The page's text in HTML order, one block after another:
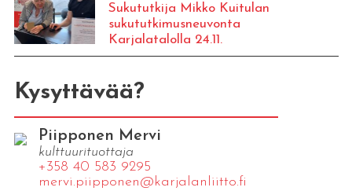
Sukututkija Mikko Kuitulan
sukututkimusneuvonta
Karjalatalolla 24.11.
Kysyttävää?
Piipponen Mervi
kulttuurituottaja
+358 40 583 9295
mervi.​piipponen@​kar​jala​nlii​tto.​fi